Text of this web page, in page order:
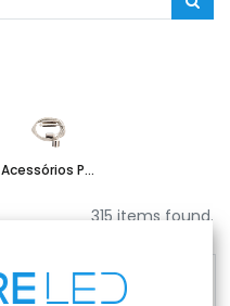
Acessórios Perfis
315 items found.
EPLUS LIGHTING